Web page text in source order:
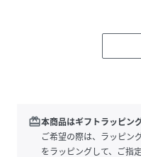
触れるたびにヒンヤリ！
■デザイン
袖のフリルが、コーディ
ンTシャツ。
redeem本商品はギフトラッピン
ご希望の際は、ラッピン
をラッピングして、ご指